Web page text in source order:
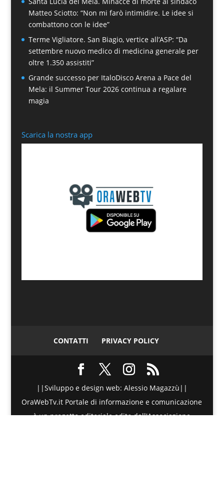
Matteo Sciotto: “Non mi farò intimidire. Le idee si
combattono con le idee”
Terme Vigliatore. San Biagio, vertice all’ASP: “Da
settembre nuovo medico di medicina generale per
oltre 1.350 assistiti”
Grande successo per ItaloDisco Arena a Pace del
Mela: il Summer Tour 2026 continua a regalare
magia
Scarica la nostra app
CONTATTI PRIVACY POLICY
||Sviluppo e design web: Alessio Magazzù||
OraWebTv.it Portale di informazione e comunicazione
è un progetto editoriale edito dall'Associazione